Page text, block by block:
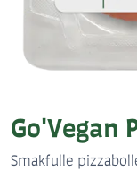
Go'Vegan
Smakfulle